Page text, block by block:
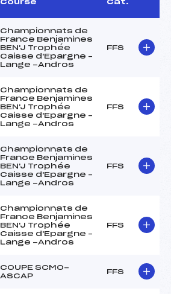
Course Cat.
Championnats de
France Benjamines
BEN'J Trophée
Caisse d'Epargne –
Lange -Andros
FFS
Championnats de
France Benjamines
BEN'J Trophée
Caisse d'Epargne –
Lange -Andros
FFS
Championnats de
France Benjamines
BEN'J Trophée
Caisse d'Epargne –
Lange -Andros
FFS
Championnats de
France Benjamines
BEN'J Trophée
Caisse d'Epargne –
Lange -Andros
FFS
COUPE SCMO-
ASCAP
FFS